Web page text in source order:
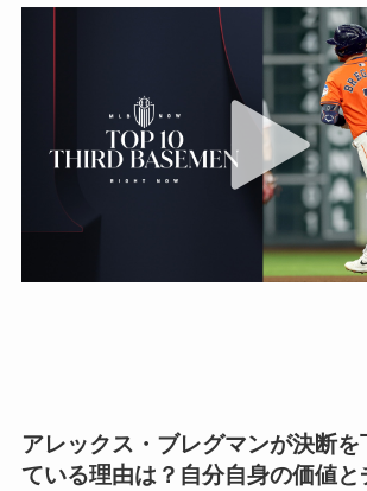
アレックス・ブレグマンが決断
ている理由は？自分自身の価値と